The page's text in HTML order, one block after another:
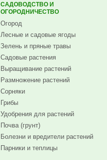
САДОВОДСТВО И
ОГОРОДНИЧЕСТВО
Огород
Лесные и садовые ягоды
Зелень и пряные травы
Садовые растения
Выращивание растений
Размножение растений
Сорняки
Грибы
Удобрения для растений
Почва (грунт)
Болезни и вредители растений
Парники и теплицы